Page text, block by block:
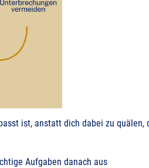
ist, anstatt dich dabei zu quälen,
Aufgaben danach aus